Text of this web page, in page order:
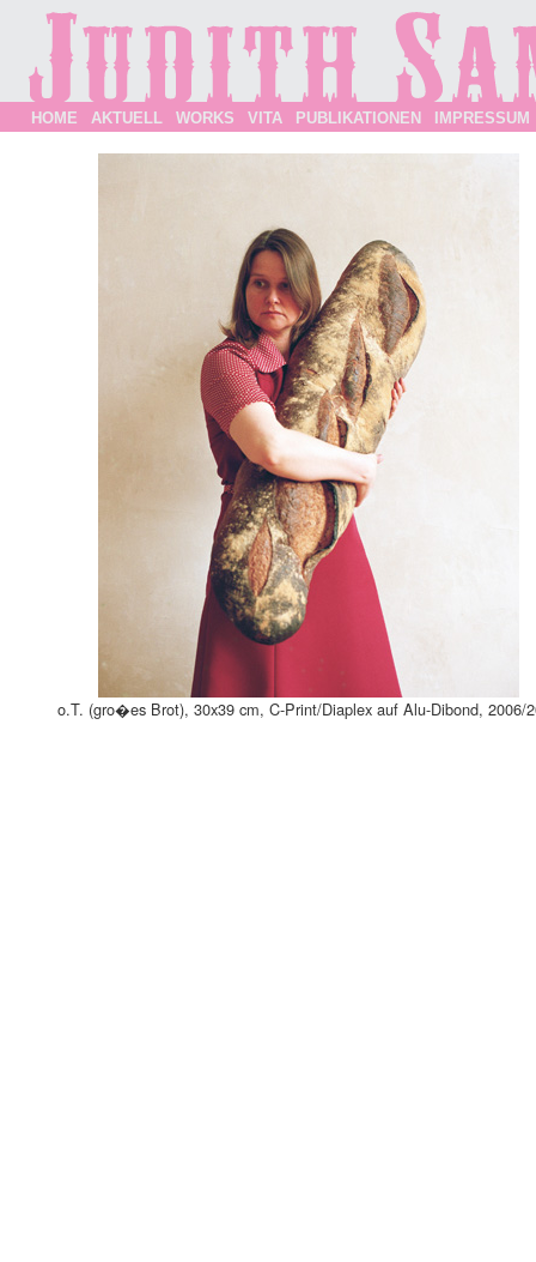
HOME AKTUELL WORKS VITA PUBLIKATIONEN IMPRESSUM
o.T. (gro�es Brot), 30x39 cm, C-Print/Diaplex auf Alu-Dibond, 2006/